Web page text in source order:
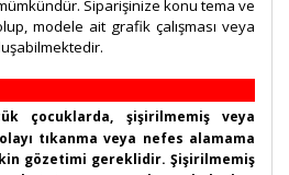
Siparişinize konu tema ve
modele ait grafik çalışması veya
çocuklarda, şişirilmemiş veya
tıkanma veya nefes alamama
gözetimi gereklidir. Şişirilmemiş